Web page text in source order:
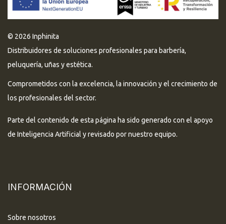
© 2026 Inphinita
Distribuidores de soluciones profesionales para barbería,
peluquería, uñas y estética.
Comprometidos con la excelencia, la innovación y el crecimiento de
los profesionales del sector.
Parte del contenido de esta página ha sido generado con el apoyo
de Inteligencia Artificial y revisado por nuestro equipo.
INFORMACIÓN
Sobre nosotros